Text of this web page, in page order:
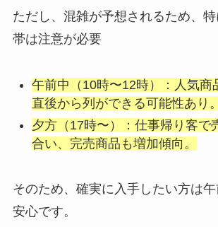
ただし、混雑が予想されるため、
帯は注意が必要
午前中（10時〜12時）：人気商
直後から列ができる可能性あり。
夕方（17時〜）：仕事帰り客で
合い、完売商品も増加傾向。
そのため、確実に入手したい方は
安心です。